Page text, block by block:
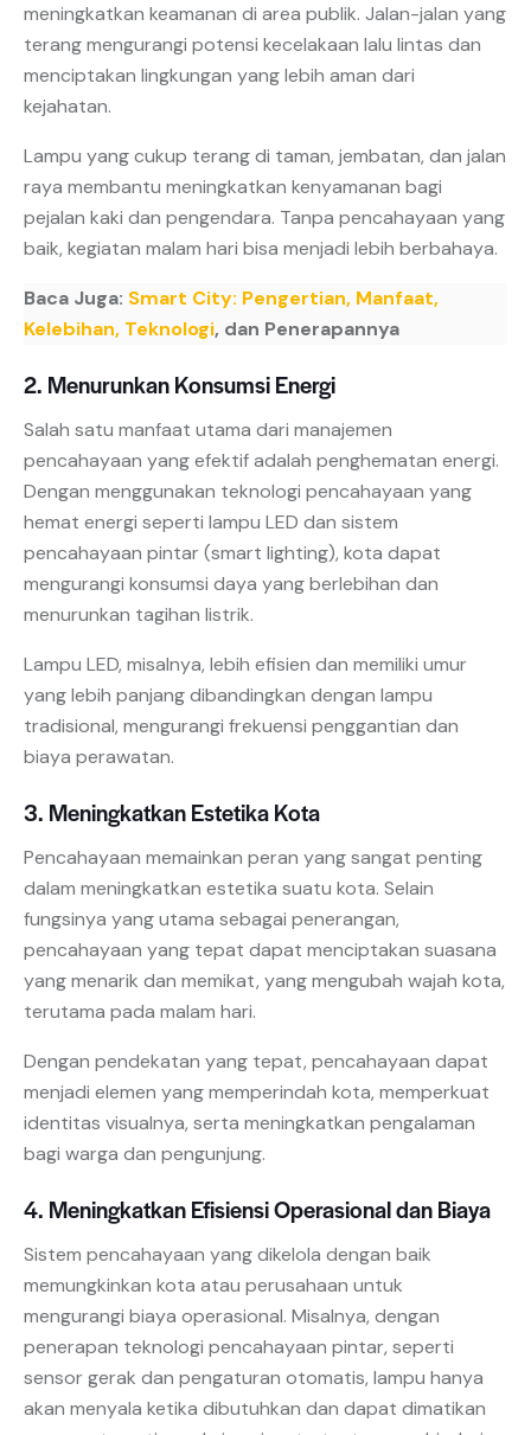
meningkatkan keamanan di area publik. Jalan-jalan yang
terang mengurangi potensi kecelakaan lalu lintas dan
menciptakan lingkungan yang lebih aman dari
kejahatan.
Lampu yang cukup terang di taman, jembatan, dan jalan
raya membantu meningkatkan kenyamanan bagi
pejalan kaki dan pengendara. Tanpa pencahayaan yang
baik, kegiatan malam hari bisa menjadi lebih berbahaya.
Baca Juga: Smart City: Pengertian, Manfaat,
Kelebihan, Teknologi, dan Penerapannya
2. Menurunkan Konsumsi Energi
Salah satu manfaat utama dari manajemen
pencahayaan yang efektif adalah penghematan energi.
Dengan menggunakan teknologi pencahayaan yang
hemat energi seperti lampu LED dan sistem
pencahayaan pintar (smart lighting), kota dapat
mengurangi konsumsi daya yang berlebihan dan
menurunkan tagihan listrik.
Lampu LED, misalnya, lebih efisien dan memiliki umur
yang lebih panjang dibandingkan dengan lampu
tradisional, mengurangi frekuensi penggantian dan
biaya perawatan.
3. Meningkatkan Estetika Kota
Pencahayaan memainkan peran yang sangat penting
dalam meningkatkan estetika suatu kota. Selain
fungsinya yang utama sebagai penerangan,
pencahayaan yang tepat dapat menciptakan suasana
yang menarik dan memikat, yang mengubah wajah kota,
terutama pada malam hari.
Dengan pendekatan yang tepat, pencahayaan dapat
menjadi elemen yang memperindah kota, memperkuat
identitas visualnya, serta meningkatkan pengalaman
bagi warga dan pengunjung.
4. Meningkatkan Efisiensi Operasional dan Biaya
Sistem pencahayaan yang dikelola dengan baik
memungkinkan kota atau perusahaan untuk
mengurangi biaya operasional. Misalnya, dengan
penerapan teknologi pencahayaan pintar, seperti
sensor gerak dan pengaturan otomatis, lampu hanya
akan menyala ketika dibutuhkan dan dapat dimatikan